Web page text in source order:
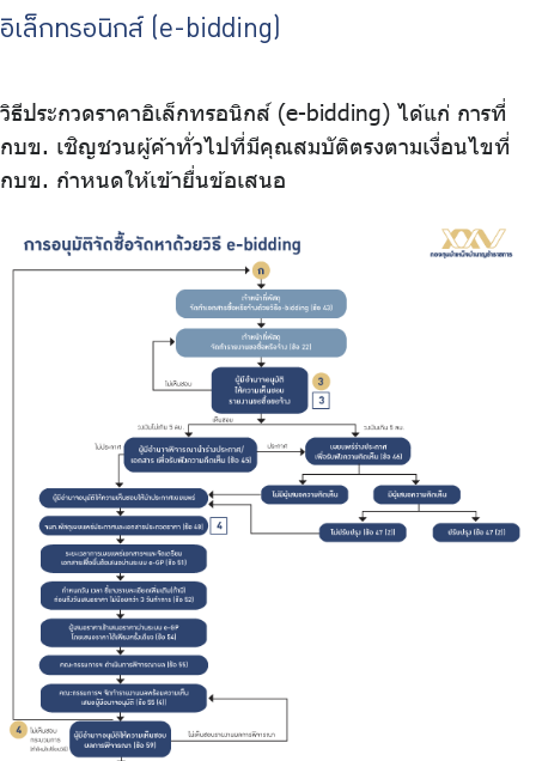
อิเล็กทรอนิกส์ (e-bidding)
วิธีประกวดราคาอิเล็กทรอนิกส์ (e-bidding) ได้แก่ การที่
กบข. เชิญชวนผู้ค้าทั่วไปที่มีคุณสมบัติตรงตามเงื่อนไขที่
กบข. กำหนดให้เข้ายื่นข้อเสนอ